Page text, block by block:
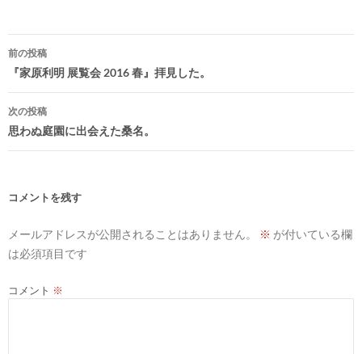
投
稿
ナ
ビ
ゲ
シ
ン
前の投稿
『家原利明 展覧会 2016 春』拝見した。
次の投稿
思わぬ庭園に出会えた桑名。
コメントを残す
メールアドレスが公開されることはありません。 ※ が付いている欄
は必須項目です
コメント ※